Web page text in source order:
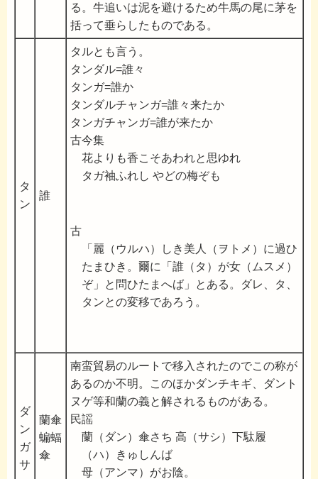
る。牛追いは泥を避けるため牛馬の尾に茅を
括って垂らしたものである。
タ
ン
誰
タルとも言う。
タンダル=誰々
タンガ=誰か
タンダルチャンガ=誰々来たか
タンガチャンガ=誰が来たか
古今集
花よりも香こそあわれと思ゆれ
タガ袖ふれし やどの梅ぞも
古
「麗（ウルハ）しき美人（ヲトメ）に過ひ
たまひき。爾に「誰（タ）が女（ムスメ）
ぞ」と問ひたまへば」とある。ダレ、タ、
タンとの変移であろう。
ダ
ン
ガ
サ
蘭傘
蝙蝠
傘
南蛮貿易のルートで移入されたのでこの称が
あるのか不明。このほかダンチキギ、ダント
ヌゲ等和蘭の義と解されるものがある。
民謡
蘭（ダン）傘さち 高（サシ）下駄履
（ハ）きゅしんば
母（アンマ）がお陰。